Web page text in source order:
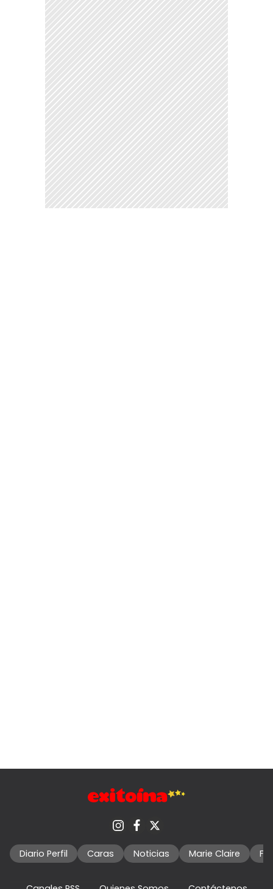
Diario Perfil Caras Noticias Marie Claire